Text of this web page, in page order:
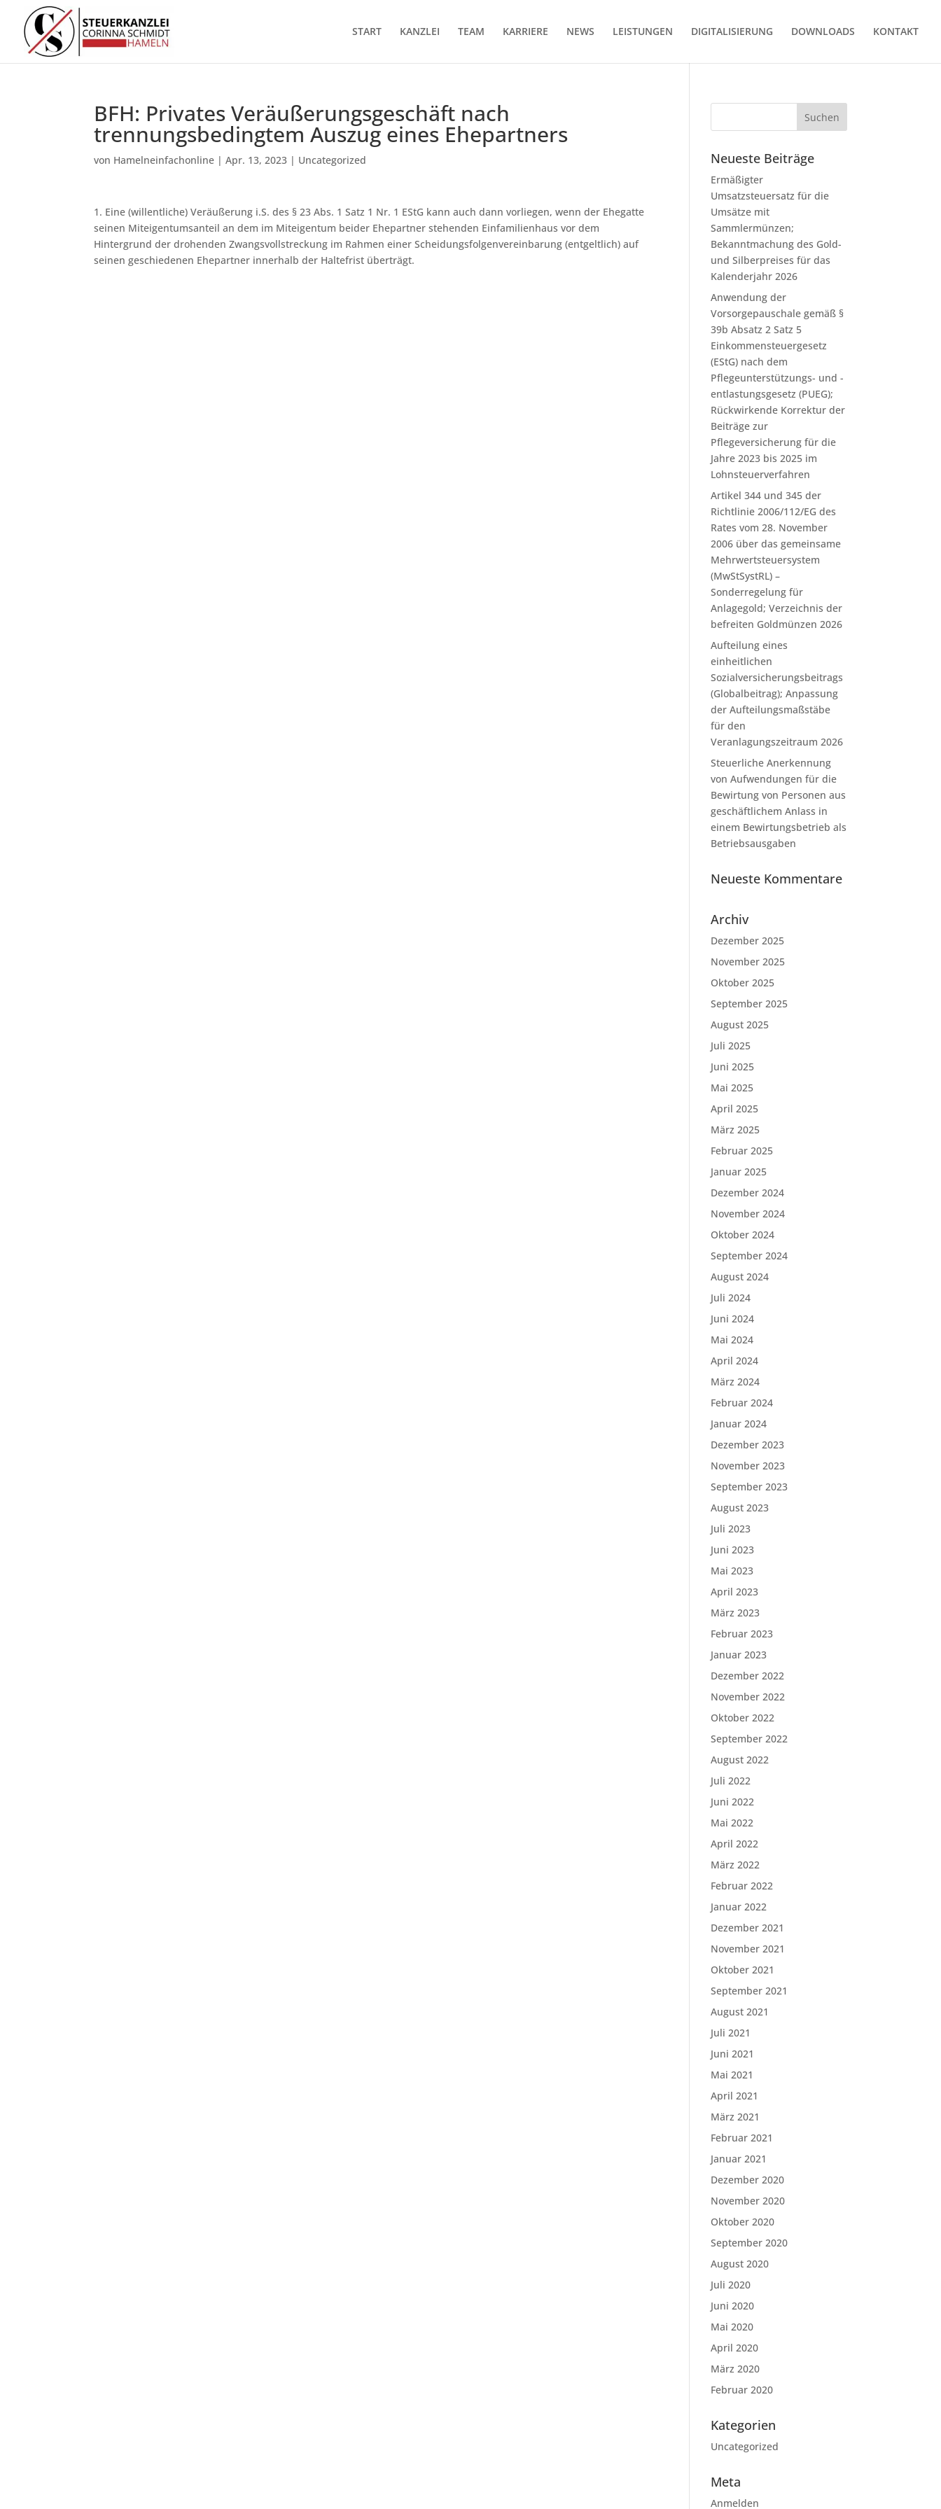
START KANZLEI TEAM KARRIERE NEWS LEISTUNGEN DIGITALISIERUNG DOWNLOADS KONTAKT
BFH: Privates Veräußerungsgeschäft nach
trennungsbedingtem Auszug eines Ehepartners
von Hamelneinfachonline |Apr. 13, 2023 | Uncategorized
1. Eine (willentliche) Veräußerung i.S. des § 23 Abs. 1 Satz 1 Nr. 1 EStG kann auch dann vorliegen, wenn der Ehegatte
seinen Miteigentumsanteil an dem im Miteigentum beider Ehepartner stehenden Einfamilienhaus vor dem
Hintergrund der drohenden Zwangsvollstreckung im Rahmen einer Scheidungsfolgenvereinbarung (entgeltlich) auf
seinen geschiedenen Ehepartner innerhalb der Haltefrist überträgt.
Neueste Beiträge
Ermäßigter
Umsatzsteuersatz für die
Umsätze mit
Sammlermünzen;
Bekanntmachung des Gold-
und Silberpreises für das
Kalenderjahr 2026
Anwendung der
Vorsorgepauschale gemäß §
39b Absatz 2 Satz 5
Einkommensteuergesetz
(EStG) nach dem
Pflegeunterstützungs- und -
entlastungsgesetz (PUEG);
Rückwirkende Korrektur der
Beiträge zur
Pflegeversicherung für die
Jahre 2023 bis 2025 im
Lohnsteuerverfahren
Artikel 344 und 345 der
Richtlinie 2006/112/EG des
Rates vom 28. November
2006 über das gemeinsame
Mehrwertsteuersystem
(MwStSystRL) –
Sonderregelung für
Anlagegold; Verzeichnis der
befreiten Goldmünzen 2026
Aufteilung eines
einheitlichen
Sozialversicherungsbeitrags
(Globalbeitrag); Anpassung
der Aufteilungsmaßstäbe
für den
Veranlagungszeitraum 2026
Steuerliche Anerkennung
von Aufwendungen für die
Bewirtung von Personen aus
geschäftlichem Anlass in
einem Bewirtungsbetrieb als
Betriebsausgaben
Neueste Kommentare
Archiv
Dezember 2025
November 2025
Oktober 2025
September 2025
August 2025
Juli 2025
Juni 2025
Mai 2025
April 2025
März 2025
Februar 2025
Januar 2025
Dezember 2024
November 2024
Oktober 2024
September 2024
August 2024
Juli 2024
Juni 2024
Mai 2024
April 2024
März 2024
Februar 2024
Januar 2024
Dezember 2023
November 2023
September 2023
August 2023
Juli 2023
Juni 2023
Mai 2023
April 2023
März 2023
Februar 2023
Januar 2023
Dezember 2022
November 2022
Oktober 2022
September 2022
August 2022
Juli 2022
Juni 2022
Mai 2022
April 2022
März 2022
Februar 2022
Januar 2022
Dezember 2021
November 2021
Oktober 2021
September 2021
August 2021
Juli 2021
Juni 2021
Mai 2021
April 2021
März 2021
Februar 2021
Januar 2021
Dezember 2020
November 2020
Oktober 2020
September 2020
August 2020
Juli 2020
Juni 2020
Mai 2020
April 2020
März 2020
Februar 2020
Kategorien
Uncategorized
Meta
Anmelden